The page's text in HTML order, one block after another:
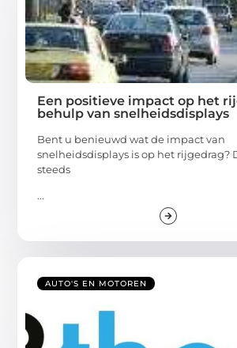
Een positieve impact op het
behulp van snelheidsdisplays
Bent u benieuwd wat de impact van
snelheidsdisplays is op het rijgedrag?
steeds
...
AUTO'S EN MOTOREN